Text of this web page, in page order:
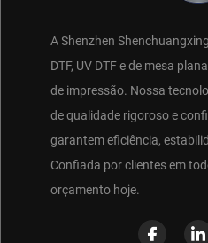
A Shenzhen
DTF, UV DTF e de mesa
de impressão. Nossa
de qualidade rigoroso e
garantem eficiência,
Confiada por clientes em
orçamento hoje.